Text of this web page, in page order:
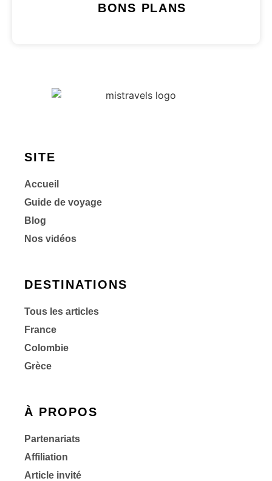
BONS PLANS
SITE
Accueil
Guide de voyage
Blog
Nos vidéos
DESTINATIONS
Tous les articles
France
Colombie
Grèce
À PROPOS
Partenariats
Affiliation
Article invité